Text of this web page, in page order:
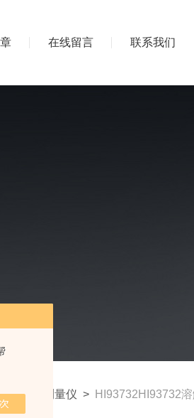
在线留言 联系我们
溶解氧测量仪 > HI93732HI93732